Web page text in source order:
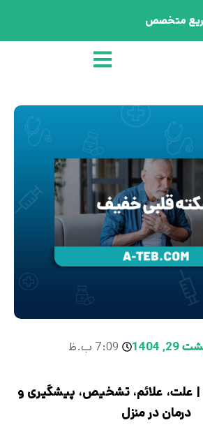
متخصص
1404 7:09 ب.ظ
علت، علائم، تشخیص، پیشگیری و
درمان در منزل